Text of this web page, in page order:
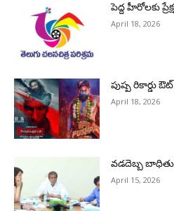
పెద్ద హీరోల‌కు
April 18, 2026
పుష్ప రికార్డు
April 18, 2026
వడదెబ్బ
April 15, 2026